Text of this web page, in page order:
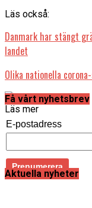
Läs också:
Danmark har stängt
landet
Olika nationella
Läs mer
Få vårt nyhetsbrev
E-postadress
Aktuella nyheter